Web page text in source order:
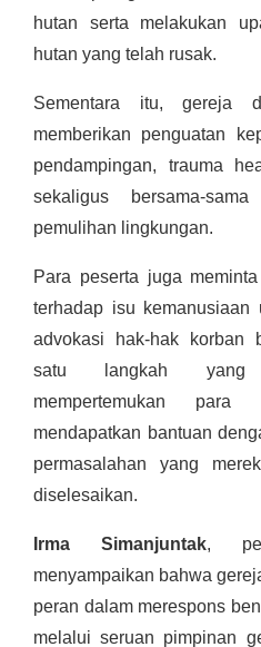
hutan serta melakukan
hutan yang telah rusak.
Sementara itu, gereja
memberikan penguatan
pendampingan, trauma
sekaligus bersama-
pemulihan lingkungan.
Para peserta juga
terhadap isu kemanusiaan
advokasi hak-hak korban
satu langkah yang
mempertemukan
mendapatkan bantuan
permasalahan yang
diselesaikan.
Irma Simanjuntak,
menyampaikan bahwa
peran dalam merespons
melalui seruan pimpinan